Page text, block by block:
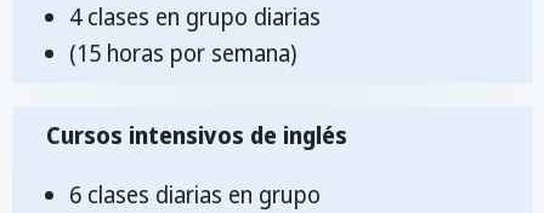
4 clases en grupo diarias
(15 horas por semana)
Cursos intensivos de inglés
6 clases diarias en grupo